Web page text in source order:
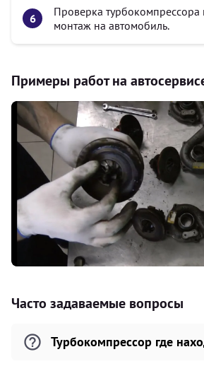
Проверка турбокомпрессора
монтаж на автомобиль.
Примеры работ на
Часто задаваемые вопросы
Турбокомпрессор где